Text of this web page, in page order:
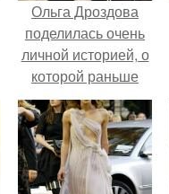
Ольга Дроздова
поделилась очень
личной историей, о
которой раньше
почти не говорила.